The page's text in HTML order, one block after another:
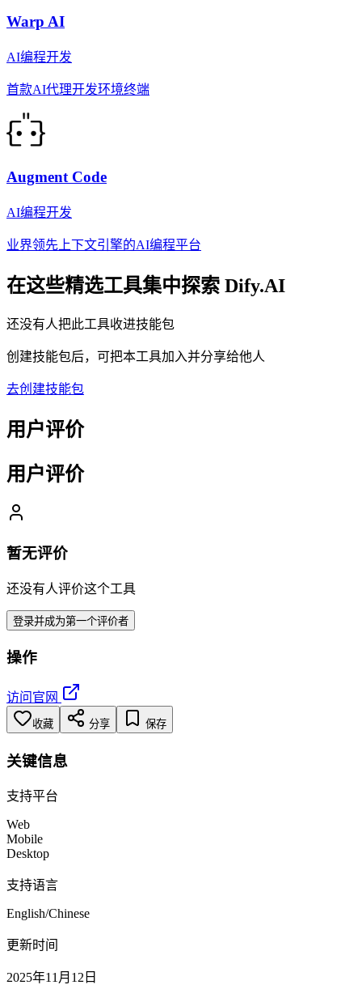
Warp AI
AI编程开发
首款AI代理开发环境终端
Augment Code
AI编程开发
业界领先上下文引擎的AI编程平台
在这些精选工具集中探索 Dify.AI
还没有人把此工具收进技能包
创建技能包后，可把本工具加入并分享给他人
去创建技能包
用户评价
用户评价
暂无评价
还没有人评价这个工具
登录并成为第一个评价者
操作
访问官网
收藏 分享 保存
关键信息
支持平台
Web
Mobile
Desktop
支持语言
English/Chinese
更新时间
2025年11月12日